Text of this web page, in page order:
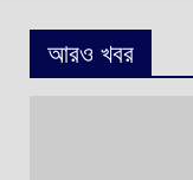
আরও খবর